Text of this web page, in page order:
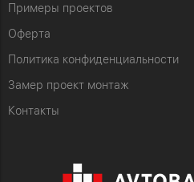
Примеры проектов
Оферта
Политика конфиденциальности
Замер проект монтаж
Контакты